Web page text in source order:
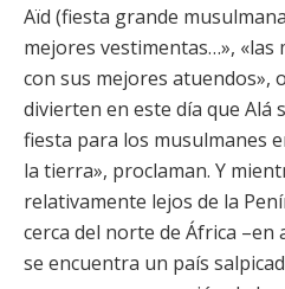
Aïd (fiesta grande
mejores vestimentas…», «las
con sus mejores atuendos»,
divierten en este día que Alá
fiesta para los musulmanes
la tierra», proclaman. Y
relativamente lejos de la
cerca del norte de África –en
se encuentra un país